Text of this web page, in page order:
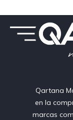
Qartana
en la
marcas